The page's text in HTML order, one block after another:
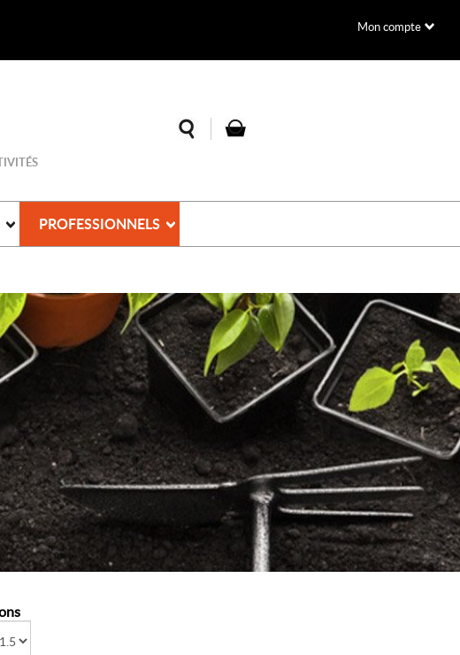
Mon compte
PROFESSIONNELS